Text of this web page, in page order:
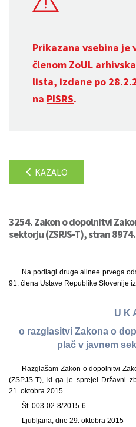
Prikazana vsebina je
členom ZoUL
lista, izdane po
na PISRS.
KAZALO
3254. Zakon o dopolnitvi
sektorju (ZSPJS-T), stran 8974.
Na podlagi druge alinee prvega
91. člena Ustave Republike Slovenije
U K
o razglasitvi Zakona o
plač v javnem
Razglašam Zakon o dopolnitvi
(ZSPJS-T), ki ga je sprejel Državni
21. oktobra 2015.
Št. 003-02-8/2015-6
Ljubljana, dne 29. oktobra 2015